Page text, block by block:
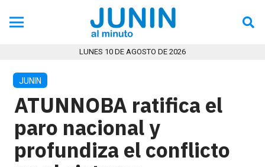
LUNES 10 DE AGOSTO DE 2026
JUNIN
ATUNNOBA ratifica el
paro nacional y
profundiza el conflicto